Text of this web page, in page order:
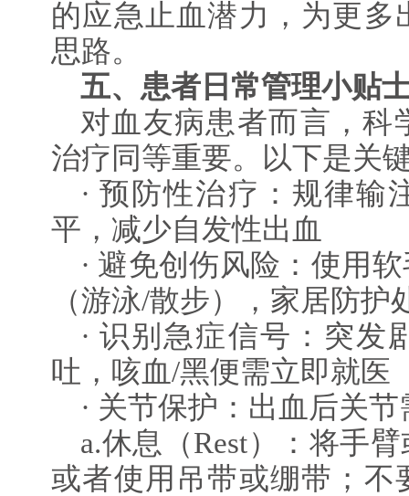
的应急止血潜力，为更多
思路。
五、患者日常管理小贴
对血友病患者而言，科
治疗同等重要。以下是关
· 预防性治疗：规律输
平，减少自发性出血
· 避免创伤风险：使用
（游泳/散步），家居防护
· 识别急症信号：突发
吐，咳血/黑便需立即就医
· 关节保护：出血后关节
a.休息（Rest）：将手
或者使用吊带或绷带；不